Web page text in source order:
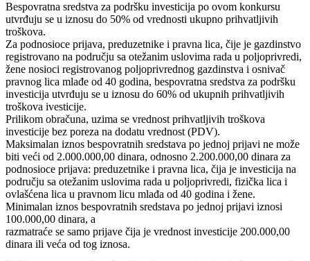
Bespovratna sredstva za podršku investicija po ovom konkursu
utvrđuju se u iznosu do 50% od vrednosti ukupno prihvatljivih
troškova.
Za podnosioce prijava, preduzetnike i pravna lica, čije je gazdinstvo
registrovano na području sa otežanim uslovima rada u poljoprivredi,
žene nosioci registrovanog poljoprivrednog gazdinstva i osnivač
pravnog lica mlađe od 40 godina, bespovratna sredstva za podršku
investicija utvrđuju se u iznosu do 60% od ukupnih prihvatljivih
troškova ivesticije.
Prilikom obračuna, uzima se vrednost prihvatljivih troškova
investicije bez poreza na dodatu vrednost (PDV).
Maksimalan iznos bespovratnih sredstava po jednoj prijavi ne može
biti veći od 2.000.000,00 dinara, odnosno 2.200.000,00 dinara za
podnosioce prijava: preduzetnike i pravna lica, čija je investicija na
području sa otežanim uslovima rada u poljoprivredi, fizička lica i
ovlašćena lica u pravnom licu mlađa od 40 godina i žene.
Minimalan iznos bespovratnih sredstava po jednoj prijavi iznosi
100.000,00 dinara, a
razmatraće se samo prijave čija je vrednost investicije 200.000,00
dinara ili veća od tog iznosa.